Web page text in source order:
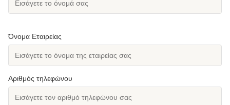
Όνομα Εταιρείας
Αριθμός τηλεφώνου